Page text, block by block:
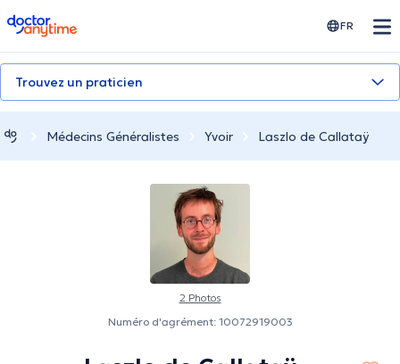
doctoranytime FR
Trouvez un praticien
Médecins Généralistes Yvoir Laszlo de Callataÿ
2 Photos
Numéro d'agrément: 10072919003